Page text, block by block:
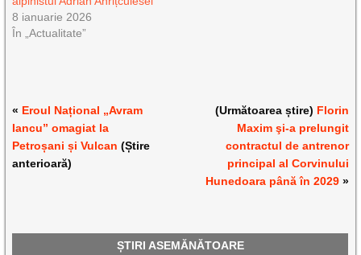
8 ianuarie 2026
În „Actualitate”
« Eroul Național „Avram
Iancu” omagiat la
Petroșani și Vulcan (Știre
anterioară)
(Următoarea știre) Florin
Maxim şi-a prelungit
contractul de antrenor
principal al Corvinului
Hunedoara până în 2029»
ȘTIRI ASEMĂNĂTOARE